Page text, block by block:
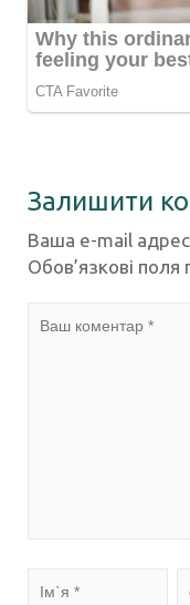
Залишити
Ваша e-mail
Обов’язкові поля